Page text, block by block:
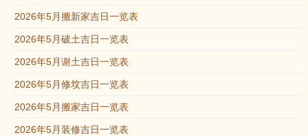
2026年5月搬新家吉日一览表
2026年5月破土吉日一览表
2026年5月谢土吉日一览表
2026年5月修坟吉日一览表
2026年5月搬家吉日一览表
2026年5月装修吉日一览表